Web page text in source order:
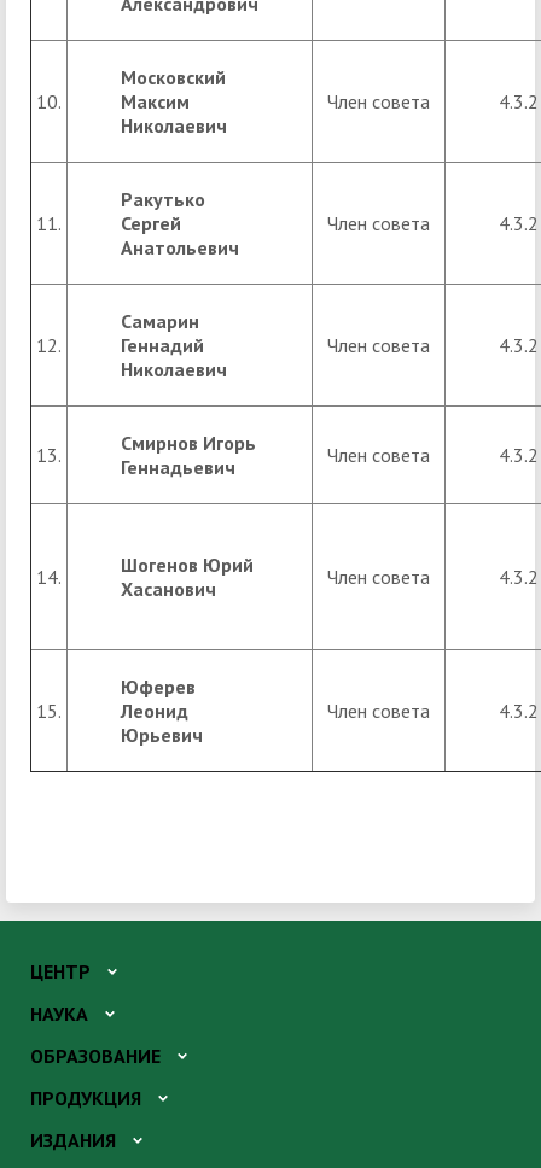
10.
Московский
Максим
Николаевич
Член совета 4.3.2
11.
Ракутько
Сергей
Анатольевич
Член совета 4.3.2
12.
Самарин
Геннадий
Николаевич
Член совета 4.3.2
13.
Смирнов Игорь
Геннадьевич
Член совета 4.3.2
14.
Шогенов Юрий
Хасанович
Член совета 4.3.2
15.
Юферев
Леонид
Юрьевич
Член совета 4.3.2
ЦЕНТР
НАУКА
ОБРАЗОВАНИЕ
ПРОДУКЦИЯ
ИЗДАНИЯ